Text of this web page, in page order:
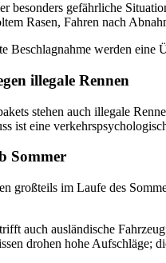
besonders gefährliche
Rasen, Fahren nach
Beschlagnahme werden eine
illegale Rennen
stehen auch illegale
ist eine
Sommer
großteils im Laufe des
auch ausländische
drohen hohe Aufschläge;